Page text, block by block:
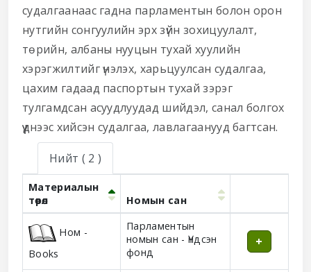
судалгаанаас гадна парламентын болон орон
нутгийн сонгуулийн эрх зүйн зохицуулалт,
төрийн, албаны нууцын тухай хуулийн
хэрэгжилтийг үнэлэх, харьцуулсан судалгаа,
цахим гадаад паспортын тухай зэрэг
тулгамдсан асуудлуудад шийдэл, санал болгох
үүднээс хийсэн судалгаа, лавлагаанууд багтсан.
Нийт ( 2 )
Материалын
төрөл
Номын сан
Ном -
Books
Парламентын
номын сан - Үндсэн
фонд